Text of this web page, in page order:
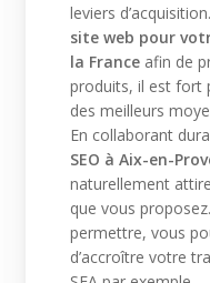
leviers
site web pour
la France afin de
produits, il est fort
des meilleurs
En collaborant
SEO à Aix-en-
naturellement
que vous
permettre, vous
d’accroître votre